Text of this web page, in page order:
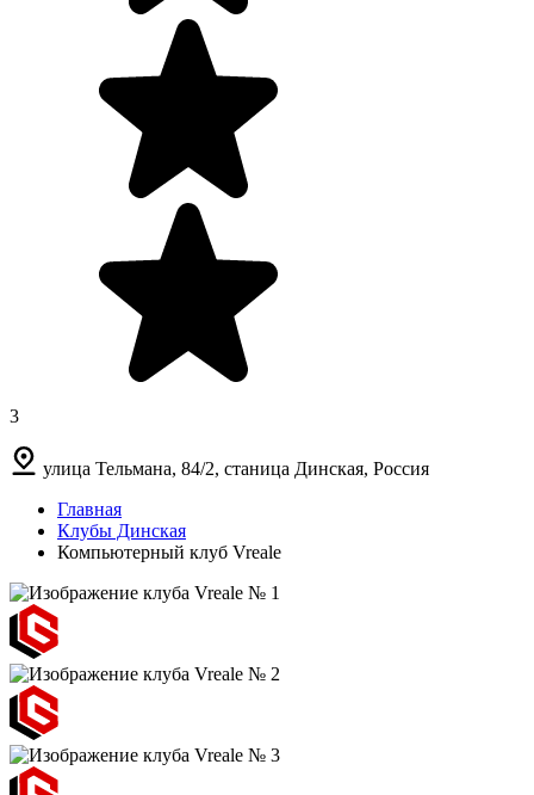
3
улица Тельмана, 84/2, станица Динская, Россия
Главная
Клубы Динская
Компьютерный клуб Vreale